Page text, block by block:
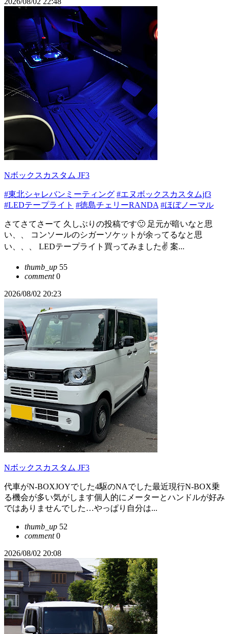
Nボックスカスタム JF3
#東北シャレバンミーティング #エヌボックスカスタムjf3
#LEDテープライト #徳島チェリーRANDA #ほぼノーマル
さてさてさーて 久しぶりの投稿です🙂 足元が暗いなと思
い、、 コンソールのシガーソケットが余ってるなと思
い、、、 LEDテープライト買ってみました✌️ 案...
thumb_up 55
comment0
2026/08/02 20:23
Nボックスカスタム JF3
代車がN-BOXJOYでした4駆のNAでした最近現行N-BOX乗
る機会が多い気がします個人的にメーターとハンドルが好み
ではありませんでした…やっぱり自分は...
thumb_up 52
comment0
2026/08/02 20:08